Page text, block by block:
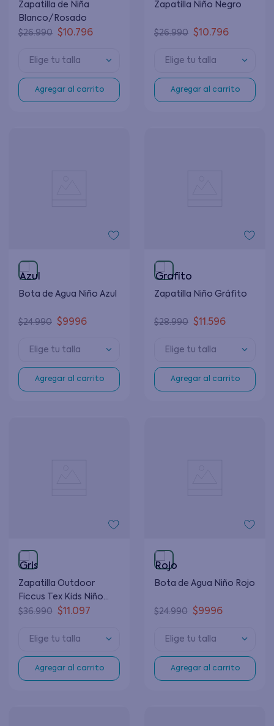
Zapatilla de Niña
Blanco/Rosado
$26.990 $10.796
Elige tu talla
Agregar al carrito
Zapatilla Niño Negro
$26.990 $10.796
Elige tu talla
Agregar al carrito
Bota de Agua Niño Azul
$24.990 $9996
Elige tu talla
Agregar al carrito
Zapatilla Niño Gráfito
$28.990 $11 .596
Elige tu talla
Agregar al carrito
Zapatilla Outdoor
Ficcus Tex Kids Niño
Gris (22 - 28)
$36.990 $11 .097
Elige tu talla
Agregar al carrito
Bota de Agua Niño Rojo
$24.990 $9996
Elige tu talla
Agregar al carrito